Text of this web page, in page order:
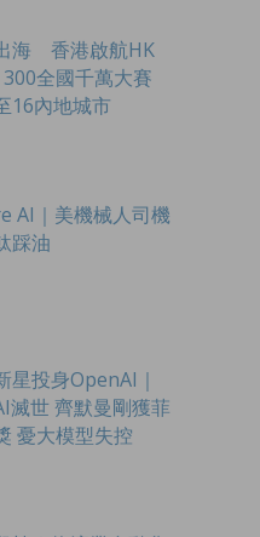
海 香港啟航HK
全國千萬大賽
16內地城市
AI｜美機械人司機
踩油
星投身OpenAI｜
滅世 齊默曼剛獲菲
憂大模型失控